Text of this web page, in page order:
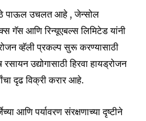
पाऊल उचलत आहे , जेन्सोल
गॅस आणि रिन्यूएबल्स लिमिटेड यांनी
व्हॅली प्रकल्प सुरू करण्यासाठी
उद्योगासाठी हिरवा हायड्रोजन
दृढ विक्री करार आहे.
आणि पर्यावरण संरक्षणाच्या दृष्टीने